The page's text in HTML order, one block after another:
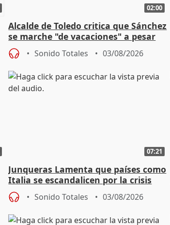
02:00
Alcalde de Toledo critica que Sánchez
se marche "de vacaciones" a pesar
de la crisis migratoria
Sonido Totales 03/08/2026
07:21
Junqueras Lamenta que países como
Italia se escandalicen por la crisis
migratoria
Sonido Totales 03/08/2026